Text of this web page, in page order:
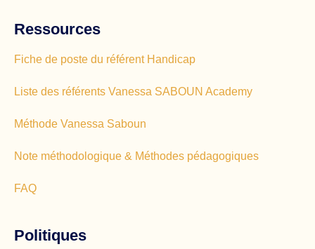
Ressources
Fiche de poste du référent Handicap
Liste des référents Vanessa SABOUN Academy
Méthode Vanessa Saboun
Note méthodologique & Méthodes pédagogiques
FAQ
Politiques